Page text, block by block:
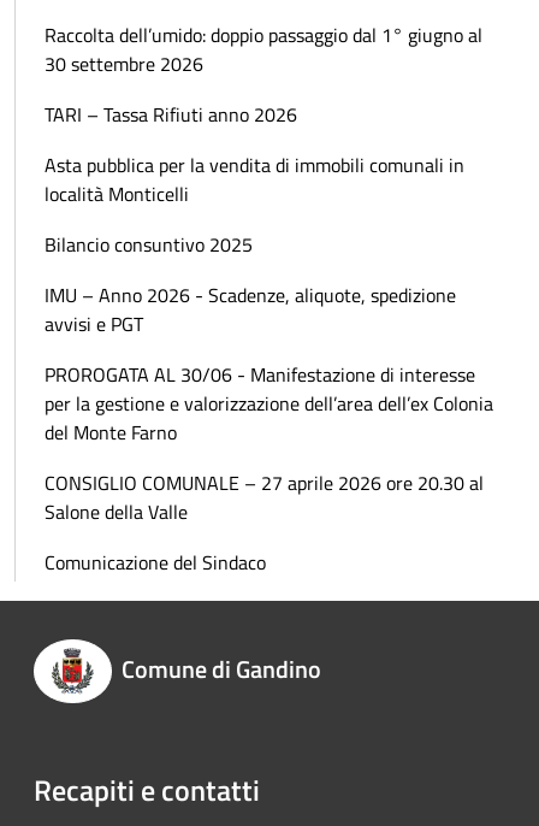
Raccolta dell’umido: doppio passaggio dal 1° giugno al
30 settembre 2026
TARI – Tassa Rifiuti anno 2026
Asta pubblica per la vendita di immobili comunali in
località Monticelli
Bilancio consuntivo 2025
IMU – Anno 2026 - Scadenze, aliquote, spedizione
avvisi e PGT
PROROGATA AL 30/06 - Manifestazione di interesse
per la gestione e valorizzazione dell’area dell’ex Colonia
del Monte Farno
CONSIGLIO COMUNALE – 27 aprile 2026 ore 20.30 al
Salone della Valle
Comunicazione del Sindaco
Comune di Gandino
Recapiti e contatti